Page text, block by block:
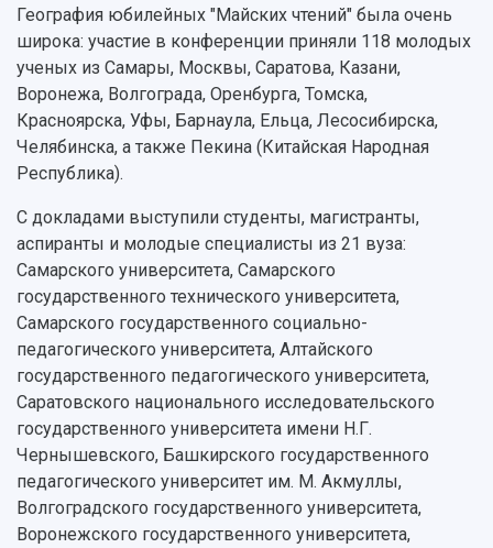
География юбилейных "Майских чтений" была очень
широка: участие в конференции приняли 118 молодых
ученых из Самары, Москвы, Саратова, Казани,
Воронежа, Волгограда, Оренбурга, Томска,
Красноярска, Уфы, Барнаула, Ельца, Лесосибирска,
Челябинска, а также Пекина (Китайская Народная
Республика).
С докладами выступили студенты, магистранты,
аспиранты и молодые специалисты из 21 вуза:
Самарского университета, Самарского
государственного технического университета,
Самарского государственного социально-
педагогического университета, Алтайского
государственного педагогического университета,
Саратовского национального исследовательского
государственного университета имени Н.Г.
Чернышевского, Башкирского государственного
педагогического университет им. М. Акмуллы,
Волгоградского государственного университета,
Воронежского государственного университета,